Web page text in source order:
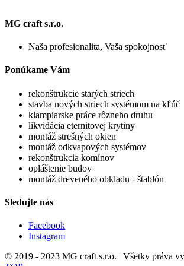
MG craft s.r.o.
Naša profesionalita, Vaša spokojnosť
Ponúkame Vám
rekonštrukcie starých striech
stavba nových striech systémom na kľúč
klampiarske práce rôzneho druhu
likvidácia eternitovej krytiny
montáž strešných okien
montáž odkvapových systémov
rekonštrukcia komínov
opláštenie budov
montáž dreveného obkladu - štablón
Sledujte nás
Facebook
Instagram
© 2019 - 2023 MG craft s.r.o. | Všetky práva